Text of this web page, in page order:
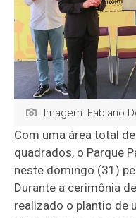
Imagem: Fabiano
Com uma área total
quadrados, o Parque
neste domingo (31)
Durante a cerimônia
realizado o plantio de